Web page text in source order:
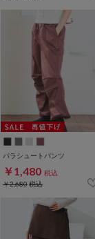
パラシュートパンツ
￥1,480 税込
￥2,680税込